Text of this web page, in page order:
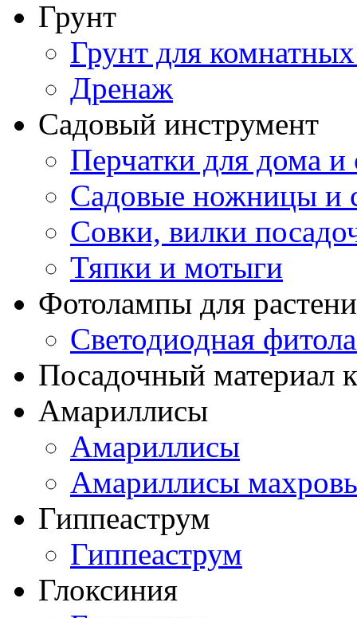
Грунт
Грунт для
Дренаж
Садовый инструмент
Перчатки для дома и
Садовые ножницы и
Совки, вилки
Тяпки и мотыги
Фотолампы для
Светодиодная
Посадочный материал
Амариллисы
Амариллисы
Амариллисы
Гиппеаструм
Гиппеаструм
Глоксиния